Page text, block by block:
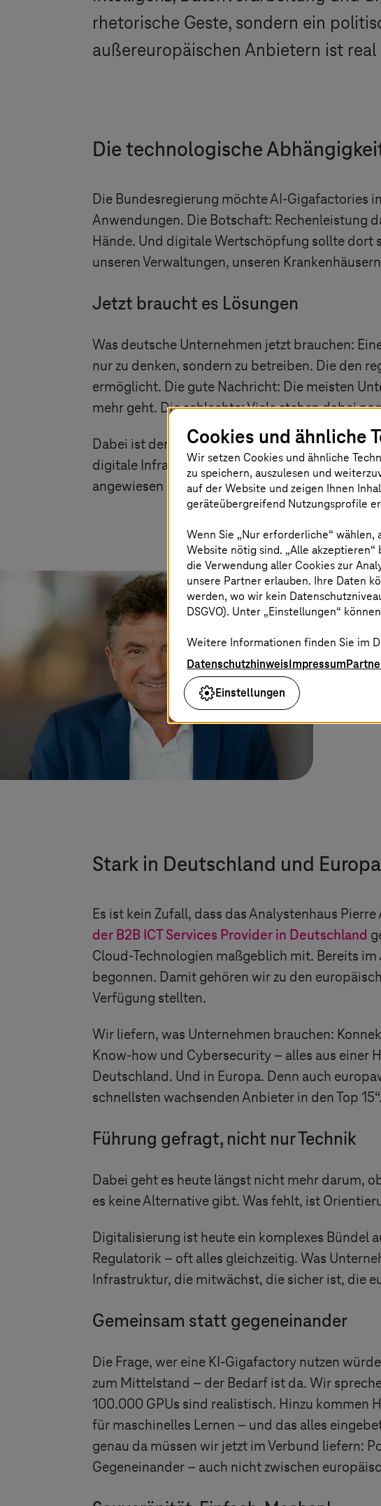
rhetorische Geste, sondern ein
außereuropäischen Anbietern ist
Die technologische
Die Bundesregierung möchte AI-Gigafactories
Anwendungen. Die Botschaft: Rechenleistung
Hände. Und digitale Wertschöpfung sollte dort
unseren Verwaltungen, unseren
Jetzt braucht es Lösungen
Was deutsche Unternehmen jetzt brauchen:
nur zu denken, sondern zu betreiben. Die den
ermöglicht. Die gute Nachricht: Die meisten
mehr geht. Die schlechte: Viele stehen dabei
Dabei ist der Wunsch nach digitaler
digitale Infrastruktur, Daten und IT-Systeme
angewiesen ist, gibt nicht nur Kontrolle ab –
Stark in Deutschland und Europa
Es ist kein Zufall, dass das Analystenhaus
der B2B ICT Services Provider in Deutschland
Cloud-Technologien maßgeblich mit. Bereits
begonnen. Damit gehören wir zu den
Verfügung stellten.
Wir liefern, was Unternehmen brauchen:
Know-how und Cybersecurity – alles aus einer
Deutschland. Und in Europa. Denn auch
schnellsten wachsenden Anbieter in den Top 15“.
Führung gefragt, nicht nur Technik
Dabei geht es heute längst nicht mehr darum,
es keine Alternative gibt. Was fehlt, ist
Digitalisierung ist heute ein komplexes Bündel
Regulatorik – oft alles gleichzeitig. Was
Infrastruktur, die mitwächst, die sicher ist, die
Gemeinsam statt gegeneinander
Die Frage, wer eine KI-Gigafactory nutzen
zum Mittelstand – der Bedarf ist da. Wir
100.000 GPUs sind realistisch. Hinzu
für maschinelles Lernen – und das alles
genau da müssen wir jetzt im Verbund liefern:
Gegeneinander – auch nicht zwischen
Cookies und ähnliche
Wir setzen Cookies und ähnliche
zu speichern, auszulesen und
auf der Website und zeigen Ihnen
geräteübergreifend Nutzungsprofile
Wenn Sie „Nur erforderliche“
Website nötig sind. „Alle
die Verwendung aller Cookies zur
unsere Partner erlauben. Ihre Daten
werden, wo wir kein
DSGVO). Unter „Einstellungen“
Weitere Informationen finden Sie im
DatenschutzhinweisImpressum
Einstellungen